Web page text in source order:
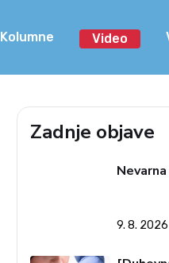
Kolumne Video
Zadnje objave
9. 8.